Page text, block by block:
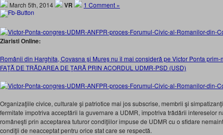
March 5th, 2014 VR 1 Comment »
Ziaristi Online:
Românii din Harghita, Covasna şi Mureş nu îl mai considerǎ pe Victor Ponta
FAŢĂ DE TRĂDAREA DE ŢARĂ PRIN ACORDUL UDMR-PSD (USD)
Organizaţiile civice, culturale şi patriotice mai jos subscrise, membrii şi
fermitate împotriva acceptării la guvernare a UDMR, împotriva trǎdǎrii intereselor
româneşti prin acceptarea tuturor condiţiilor impuse de UDMR cu o sfidare
condiţii de neacceptat pentru orice stat care se respectă.